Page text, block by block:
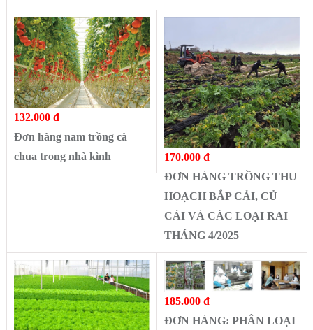
132.000 đ
Đơn hàng nam trồng cà
chua trong nhà kình
170.000 đ
ĐƠN HÀNG TRỒNG THU
HOẠCH BẮP CẢI, CỦ
CẢI VÀ CÁC LOẠI RAI
THÁNG 4/2025
185.000 đ
ĐƠN HÀNG: PHÂN LOẠI